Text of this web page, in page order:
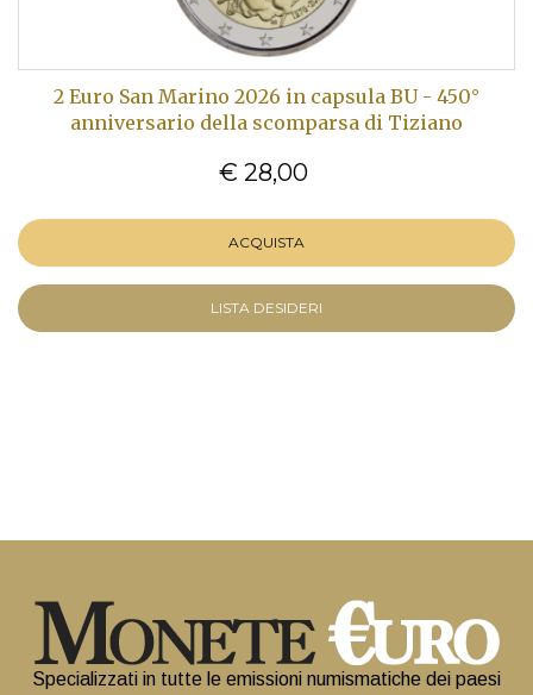
2 Euro San Marino 2026 in capsula BU - 450°
anniversario della scomparsa di Tiziano
€ 28,00
ACQUISTA
LISTA DESIDERI
Specializzati in tutte le emissioni numismatiche dei paesi